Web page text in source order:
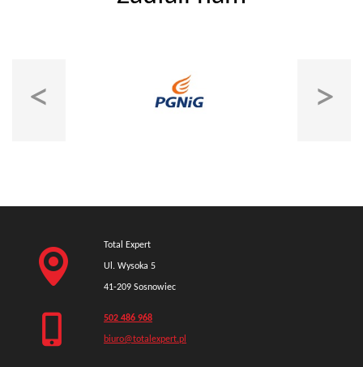
< >
Total Expert
Ul. Wysoka 5
41-209 Sosnowiec
502 486 968
biuro@totalexpert.pl